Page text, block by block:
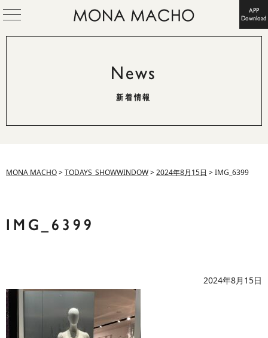
APP
Download
News
新着情報
MONA MACHO>TODAYS_SHOWWINDOW>2024年8月15日 >IMG_6399
IMG_6399
2024年8月15日